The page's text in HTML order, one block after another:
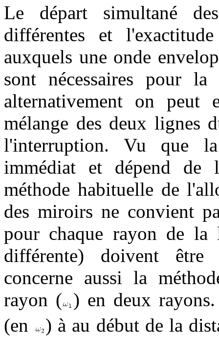
Le départ simultané
différentes et
auxquels une onde
sont nécessaires pour
alternativement on
mélange des deux lignes
l'interruption. Vu que
immédiat et dépend de
méthode habituelle de
des miroirs ne convient
pour chaque rayon de la
différente) doivent être
concerne aussi la
rayon ( ) en deux
(en
) à au début de la